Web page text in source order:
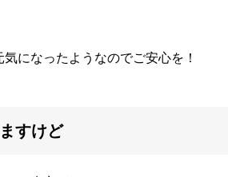
になったようなのでご安心を！
すけど